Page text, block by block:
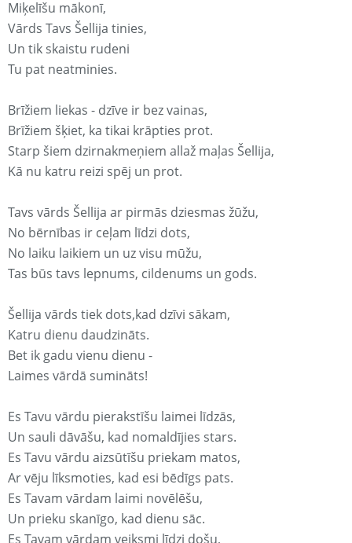
Miķelīšu mākonī,
Vārds Tavs Šellija tinies,
Un tik skaistu rudeni
Tu pat neatminies.
Brīžiem liekas - dzīve ir bez vainas,
Brīžiem šķiet, ka tikai krāpties prot.
Starp šiem dzirnakmeņiem allaž maļas Šellija,
Kā nu katru reizi spēj un prot.
Tavs vārds Šellija ar pirmās dziesmas žūžu,
No bērnības ir ceļam līdzi dots,
No laiku laikiem un uz visu mūžu,
Tas būs tavs lepnums, cildenums un gods.
Šellija vārds tiek dots,kad dzīvi sākam,
Katru dienu daudzināts.
Bet ik gadu vienu dienu -
Laimes vārdā sumināts!
Es Tavu vārdu pierakstīšu laimei līdzās,
Un sauli dāvāšu, kad nomaldījies stars.
Es Tavu vārdu aizsūtīšu priekam matos,
Ar vēju līksmoties, kad esi bēdīgs pats.
Es Tavam vārdam laimi novēlēšu,
Un prieku skanīgo, kad dienu sāc.
Es Tavam vārdam veiksmi līdzi došu,